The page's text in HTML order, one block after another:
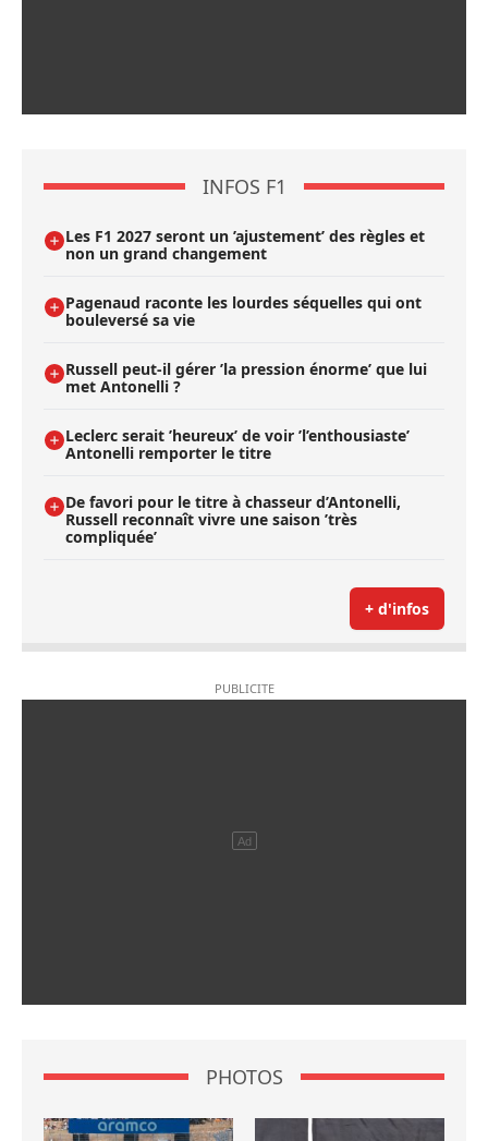
INFOS F1
Les F1 2027 seront un ’ajustement’ des règles et
non un grand changement
Pagenaud raconte les lourdes séquelles qui ont
bouleversé sa vie
Russell peut-il gérer ’la pression énorme’ que lui
met Antonelli ?
Leclerc serait ’heureux’ de voir ’l’enthousiaste’
Antonelli remporter le titre
De favori pour le titre à chasseur d’Antonelli,
Russell reconnaît vivre une saison ’très
compliquée’
+ d'infos
PHOTOS